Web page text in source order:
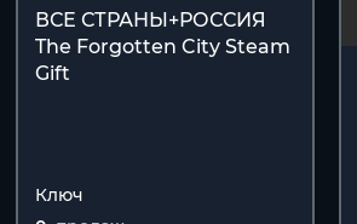
ВСЕ СТРАНЫ+РОССИЯ
The Forgotten City Steam
Gift
Ключ